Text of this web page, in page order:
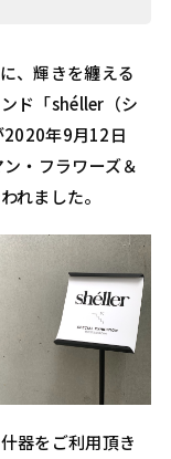
、輝きを纏える
ド「shéller（シ
2020年9月12日
・フラワーズ＆
れました。
器をご利用頂き